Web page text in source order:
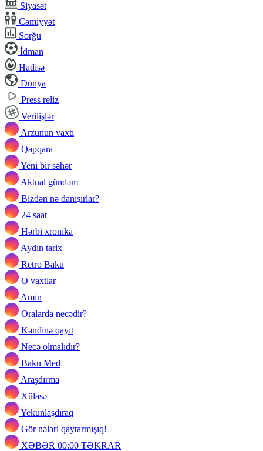
Siyasət
Cəmiyyət
Sorğu
İdman
Hadisə
Dünya
Press reliz
Verilişlər
Arzunun vaxtı
Qapqara
Yeni bir səhər
Aktual gündəm
Bizdən nə danışırlar?
24 saat
Hərbi xronika
Aydın tarix
Retro Baku
O vaxtlar
Amin
Oralarda necədir?
Kəndinə qayıt
Necə olmalıdır?
Baku Med
Araşdırma
Xülasə
Yekunlaşdıraq
Gör nələri qaytarmışıq!
XƏBƏR 00:00 TƏKRAR